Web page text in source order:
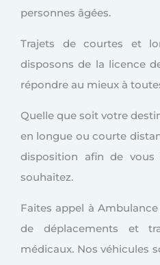
personnes âgées.
Trajets de courtes et
disposons de la licence
répondre au mieux à
Quelle que soit votre
en longue ou courte
disposition afin de
souhaitez.
Faites appel à
de déplacements et
médicaux. Nos véhicules